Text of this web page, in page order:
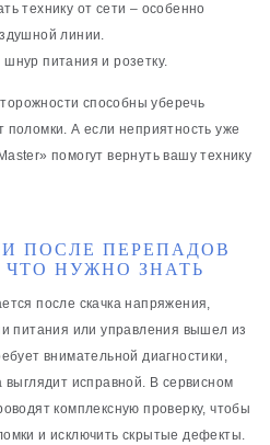
технику от сети – особенно
линии.
шнур питания и розетку.
способны уберечь
поломки. А если неприятность уже
помогут вернуть вашу технику
ПОСЛЕ ПЕРЕПАДОВ
НУЖНО ЗНАТЬ
после скачка напряжения,
питания или управления вышел из
внимательной диагностики,
выглядит исправной. В сервисном
комплексную проверку, чтобы
и исключить скрытые дефекты.